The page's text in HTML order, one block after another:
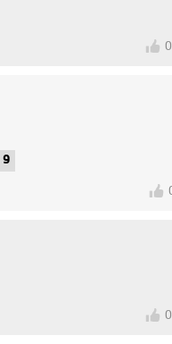
0
9
0